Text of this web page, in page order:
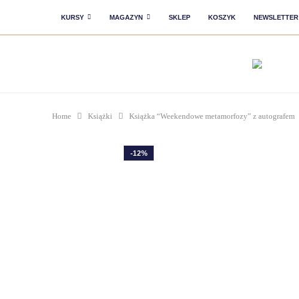
KURSY MAGAZYN SKLEP KOSZYK NEWSLETTER
Home Książki Książka “Weekendowe metamorfozy” z autografem
-12%